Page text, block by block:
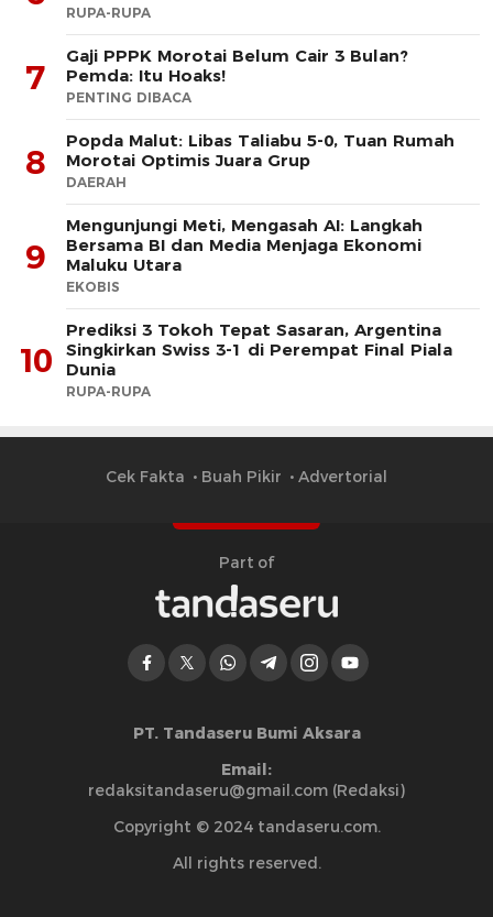
RUPA-RUPA
7
Gaji PPPK Morotai Belum Cair 3 Bulan?
Pemda: Itu Hoaks!
PENTING DIBACA
8
Popda Malut: Libas Taliabu 5-0, Tuan Rumah
Morotai Optimis Juara Grup
DAERAH
9
Mengunjungi Meti, Mengasah AI: Langkah
Bersama BI dan Media Menjaga Ekonomi
Maluku Utara
EKOBIS
10
Prediksi 3 Tokoh Tepat Sasaran, Argentina
Singkirkan Swiss 3-1 di Perempat Final Piala
Dunia
RUPA-RUPA
Cek Fakta Buah Pikir Advertorial
Part of
PT. Tandaseru Bumi Aksara
Email:
redaksitandaseru@gmail.com (Redaksi)
Copyright © 2024 tandaseru.com.
All rights reserved.